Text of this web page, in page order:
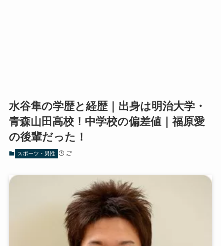
水谷隼の学歴と経歴｜出身は明治大学・
青森山田高校！中学校の偏差値｜福原愛
の後輩だった！
スポーツ・男性